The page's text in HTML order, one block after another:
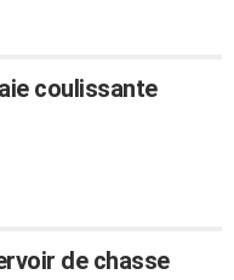
coulissante
de chasse